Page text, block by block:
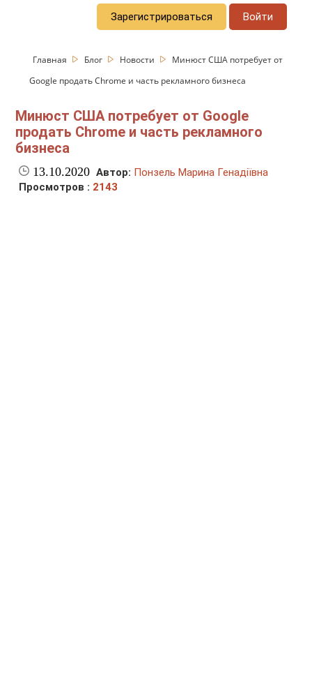
Зарегистрироваться Войти
Главная Блог Новости
Минюст США потребует от
Google продать Chrome и часть рекламного бизнеса
Минюст США потребует от Google
продать Chrome и часть рекламного
бизнеса
13.10.2020 Автор: Понзель Марина Генадіївна
Просмотров : 2143